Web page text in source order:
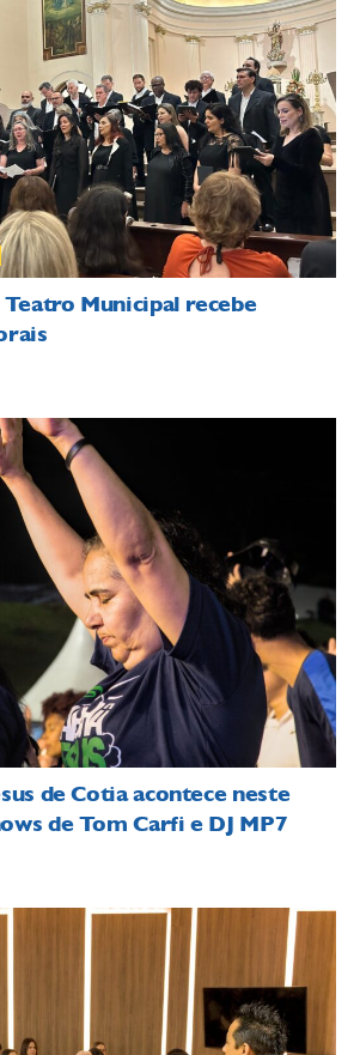
Teatro Municipal recebe
de Cotia acontece neste
de Tom Carfi e DJ MP7